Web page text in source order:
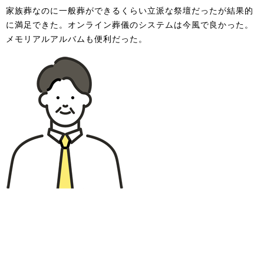
家族葬なのに一般葬ができるくらい立派な祭壇だったが結果的
に満足できた。オンライン葬儀のシステムは今風で良かった。
メモリアルアルバムも便利だった。